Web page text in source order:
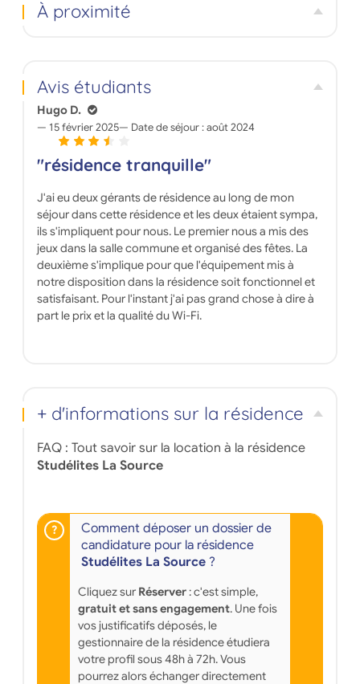
plusieurs. La résidence propose des studios de 18m²
dotés d'un kit vaisselle. Les locataires disposent d'un
L'accès internet haut débit est inclus. Un service
d'accueil est à la disposition des étudiants pour la
gestion du quotidien au sein de la résidence.
À proximité
Avis étudiants
Hugo D.
15 février 2025 Date de séjour :août 2024
"résidence tranquille"
J'ai eu deux gérants de résidence au long de mon
séjour dans cette résidence et les deux étaient sympa,
ils s'impliquent pour nous. Le premier nous a mis des
jeux dans la salle commune et organisé des fêtes. La
deuxième s'implique pour que l'équipement mis à
notre disposition dans la résidence soit fonctionnel et
satisfaisant. Pour l'instant j'ai pas grand chose à dire à
part le prix et la qualité du Wi-Fi.
+ d'informations sur la résidence
FAQ : Tout savoir sur la location à la résidence
Studélites La Source
Comment déposer un dossier de
candidature pour la résidence
Studélites La Source?
Cliquez sur Réserver: c'est simple,
gratuit et sans engagement. Une fois
vos justificatifs déposés, le
gestionnaire de la résidence étudiera
votre profil sous 48h à 72h. Vous
pourrez alors échanger directement